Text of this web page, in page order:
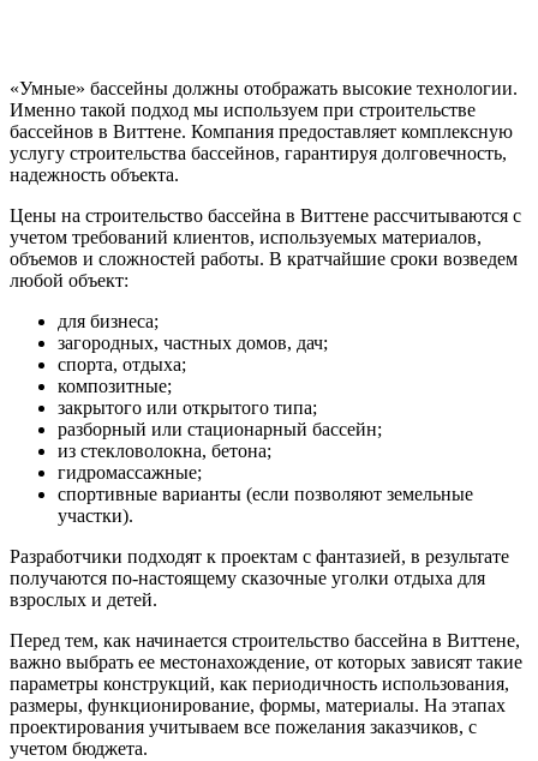
«Умные» бассейны должны отображать высокие технологии.
Именно такой подход мы используем при строительстве
бассейнов в Виттене. Компания предоставляет комплексную
услугу строительства бассейнов, гарантируя долговечность,
надежность объекта.
Цены на строительство бассейна в Виттене рассчитываются с
учетом требований клиентов, используемых материалов,
объемов и сложностей работы. В кратчайшие сроки возведем
любой объект:
для бизнеса;
загородных, частных домов, дач;
спорта, отдыха;
композитные;
закрытого или открытого типа;
разборный или стационарный бассейн;
из стекловолокна, бетона;
гидромассажные;
спортивные варианты (если позволяют земельные
участки).
Разработчики подходят к проектам с фантазией, в результате
получаются по-настоящему сказочные уголки отдыха для
взрослых и детей.
Перед тем, как начинается строительство бассейна в Виттене,
важно выбрать ее местонахождение, от которых зависят такие
параметры конструкций, как периодичность использования,
размеры, функционирование, формы, материалы. На этапах
проектирования учитываем все пожелания заказчиков, с
учетом бюджета.